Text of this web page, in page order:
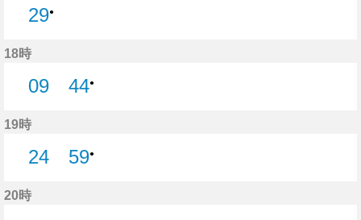
29●
18時
09
44●
19時
24
59●
20時